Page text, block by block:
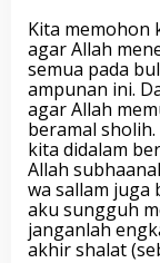
Kita memohon
agar Allah
semua pada
ampunan ini.
agar Allah
beramal
kita didalam
Allah
wa sallam juga
aku sungguh
janganlah
akhir shalat